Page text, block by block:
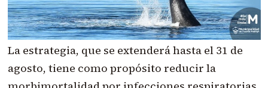
La estrategia, que se extenderá hasta el 31 de
agosto, tiene como propósito reducir la